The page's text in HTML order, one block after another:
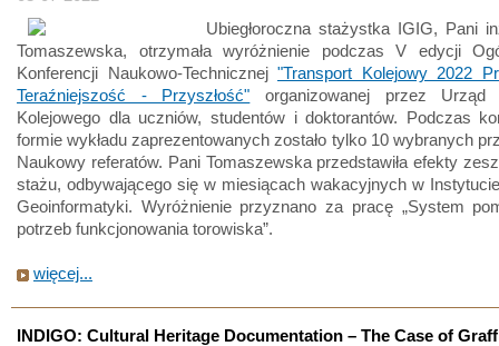
Ubiegłoroczna stażystka IGIG, Pani
Tomaszewska, otrzymała wyróżnienie podczas V edycji
Konferencji Naukowo-Technicznej "Transport Kolejowy 2022
Teraźniejszość - Przyszłość" organizowanej przez Urząd
Kolejowego dla uczniów, studentów i doktorantów. Podczas
formie wykładu zaprezentowanych zostało tylko 10 wybranych
Naukowy referatów. Pani Tomaszewska przedstawiła efekty
stażu, odbywającego się w miesiącach wakacyjnych w
Geoinformatyki. Wyróżnienie przyznano za pracę „System
potrzeb funkcjonowania torowiska”.
więcej...
INDIGO: Cultural Heritage Documentation – The Case of